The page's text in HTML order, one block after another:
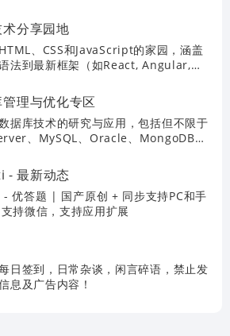
可以找到志同道合的朋友，共同探索
的世界。
分享园地
、CSS和JavaScript的家园，涵盖
法到最新框架（如React, Angular,
可以在这里找到有用的信息和资源，促
能提升。
理与优化专区
据库技术的研究与应用，包括但不限于
、MySQL、Oracle、MongoDB等
管理和优化数据，提高应用程序的性
- 最新动态
优答题 | 国产原创 + 同步支持PC和手
持微信，支持应用扩展
日签到，日常杂谈，闲言碎语，禁止发
息及广告内容！